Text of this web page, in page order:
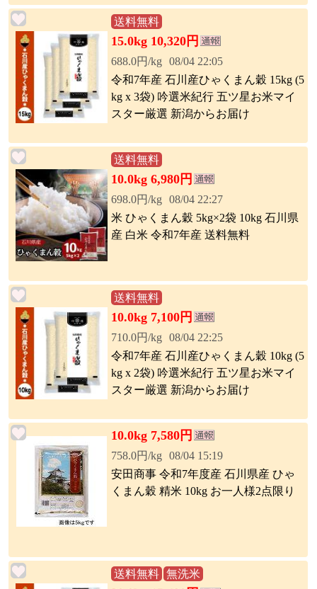
送料無料
15.0kg 10,320円
688.0円/kg 08/04 22:05
令和7年産 石川産ひゃくまん穀 15kg (5
kg x 3袋) 吟選米紀行 五ツ星お米マイ
スター厳選 新潟からお届け
送料無料
10.0kg 6,980円
698.0円/kg 08/04 22:27
米 ひゃくまん穀 5kg×2袋 10kg 石川県
産 白米 令和7年産 送料無料
送料無料
10.0kg 7,100円
710.0円/kg 08/04 22:25
令和7年産 石川産ひゃくまん穀 10kg (5
kg x 2袋) 吟選米紀行 五ツ星お米マイ
スター厳選 新潟からお届け
10.0kg 7,580円
758.0円/kg 08/04 15:19
安田商事 令和7年度産 石川県産 ひゃ
くまん穀 精米 10kg お一人様2点限り
送料無料 無洗米